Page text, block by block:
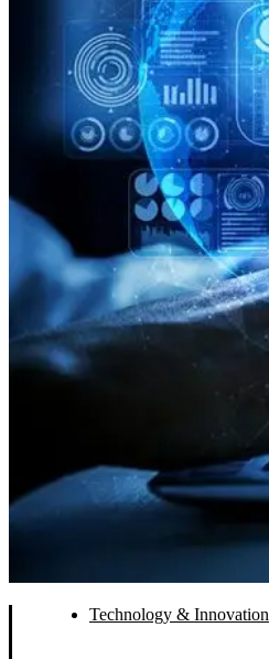
Technology & Innovation